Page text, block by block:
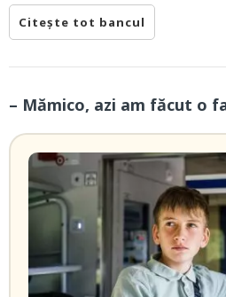
Citește tot bancul
– Mămico, azi am făcut o